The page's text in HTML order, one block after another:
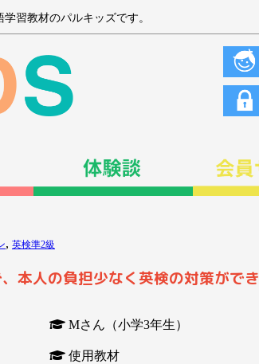
習教材のパルキッズです。
, 英検準2級
本人の負担少なく英検の対策がで
Mさん（小学3年生）
使用教材